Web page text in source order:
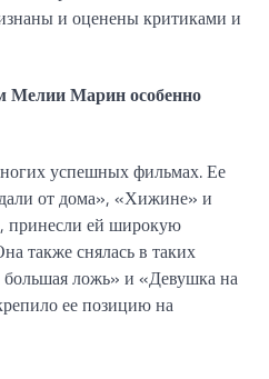
и оценены критиками и
Мелии Марин особенно
успешных фильмах. Ее
от дома», «Хижине» и
принесли ей широкую
также снялась в таких
ложь» и «Девушка на
ее позицию на